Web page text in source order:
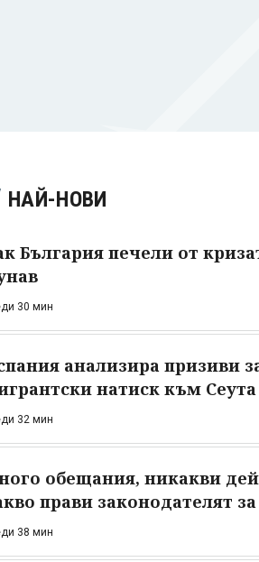
НАЙ-НОВИ
България печели от
30 мин
анализира призиви
натиск към Сеута
32 мин
обещания, никакви
прави законодателят
38 мин